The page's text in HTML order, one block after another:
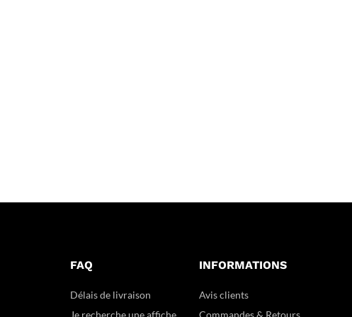
FAQ
Délais de livraison
Je recherche une affiche
INFORMATIONS
Avis clients
Commandes & Retours